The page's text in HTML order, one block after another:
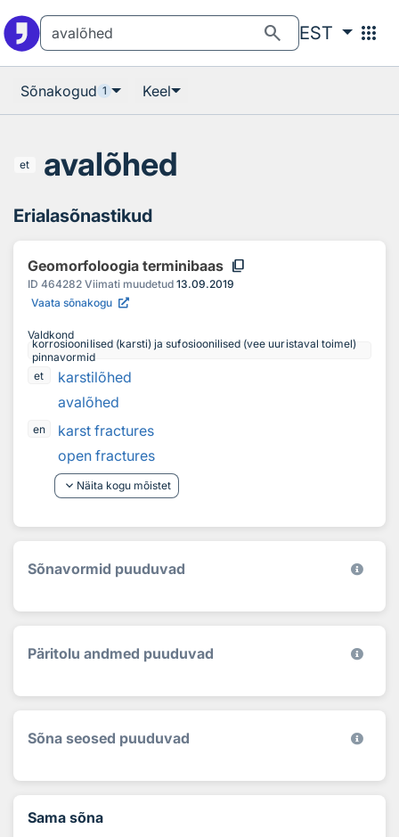
search EST apps
Sõnakogud 1 Keel
et avalõhed
Erialasõnastikud
Geomorfoloogia terminibaas content_copy
ID 464282 Viimati muudetud 13.09.2019
Vaata sõnakogu
Valdkond
korrosioonilised (karsti) ja sufosioonilised (vee uuristaval toimel)
pinnavormid
et
karstilõhed
avalõhed
en
karst fractures
open fractures
keyboard_arrow_down Näita kogu mõistet
Sõnavormid puuduvad
Päritolu andmed puuduvad
Sõna seosed puuduvad
Sama sõna